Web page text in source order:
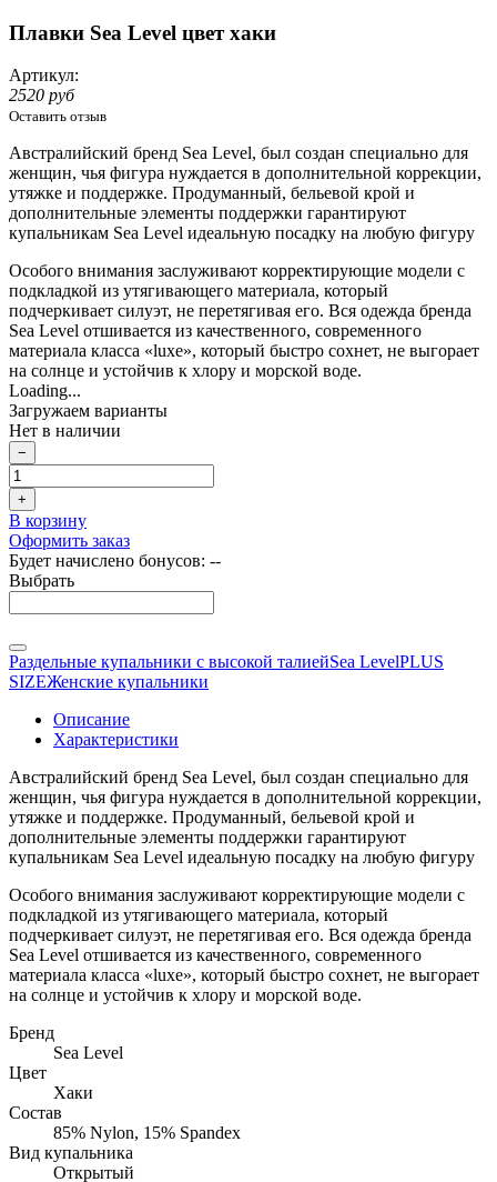
Плавки Sea Level цвет хаки
Артикул:
2520 руб
Оставить отзыв
Австралийский бренд Sea Level, был создан специально для
женщин, чья фигура нуждается в дополнительной коррекции,
утяжке и поддержке. Продуманный, бельевой крой и
дополнительные элементы поддержки гарантируют
купальникам Sea Level идеальную посадку на любую фигуру
Особого внимания заслуживают корректирующие модели с
подкладкой из утягивающего материала, который
подчеркивает силуэт, не перетягивая его. Вся одежда бренда
Sea Level отшивается из качественного, современного
материала класса «luxe», который быстро сохнет, не выгорает
на солнце и устойчив к хлору и морской воде.
Loading...
Загружаем варианты
Нет в наличии
−
+
В корзину
Оформить заказ
Будет начислено бонусов: --
Выбрать
Раздельные купальники с высокой талиейSea LevelPLUS
SIZEЖенские купальники
Описание
Характеристики
Австралийский бренд Sea Level, был создан специально для
женщин, чья фигура нуждается в дополнительной коррекции,
утяжке и поддержке. Продуманный, бельевой крой и
дополнительные элементы поддержки гарантируют
купальникам Sea Level идеальную посадку на любую фигуру
Особого внимания заслуживают корректирующие модели с
подкладкой из утягивающего материала, который
подчеркивает силуэт, не перетягивая его. Вся одежда бренда
Sea Level отшивается из качественного, современного
материала класса «luxe», который быстро сохнет, не выгорает
на солнце и устойчив к хлору и морской воде.
Бренд
Sea Level
Цвет
Хаки
Состав
85% Nylon, 15% Spandex
Вид купальника
Открытый